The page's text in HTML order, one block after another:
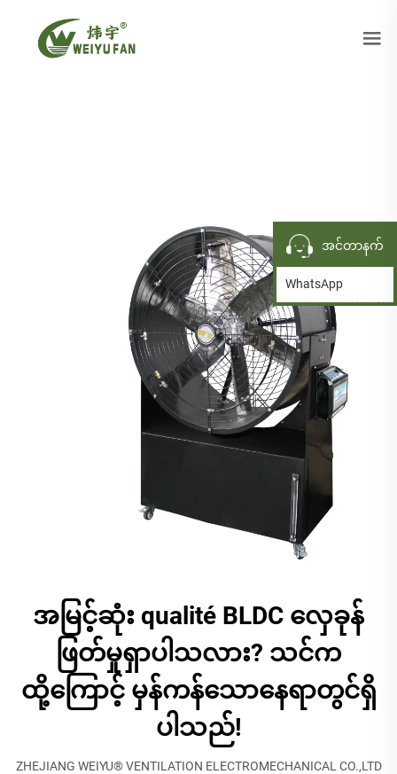
အမြင့်ဆုံး qualité BLDC လှေခုန်
ဖြတ်မှုရှာပါသလား? သင်က
ထို့ကြောင့် မှန်ကန်သောနေရာတွင်ရှိ
ပါသည်!
ZHEJIANG WEIYU® VENTILATION ELECTROMECHANICAL CO.,LTD
အင်တာနက်
WhatsApp